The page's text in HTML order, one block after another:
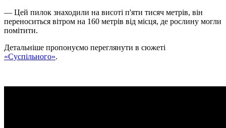
— Цей пилок знаходили на висоті п'яти тисяч метрів, він
переноситься вітром на 160 метрів від місця, де рослину могли
помітити.
Детальніше пропонуємо переглянути в сюжеті
«Суспільного».